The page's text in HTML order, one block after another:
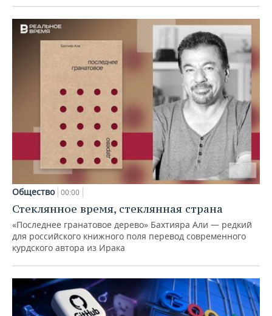
Общество 00:00
Стеклянное время, стеклянная страна
«Последнее гранатовое дерево» Бахтияра Али — редкий
для российского книжного поля перевод современного
курдского автора из Ирака